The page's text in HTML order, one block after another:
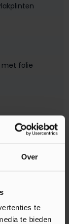
Over
te
te bieden
folie
Eik
klik PVC en
namelijk